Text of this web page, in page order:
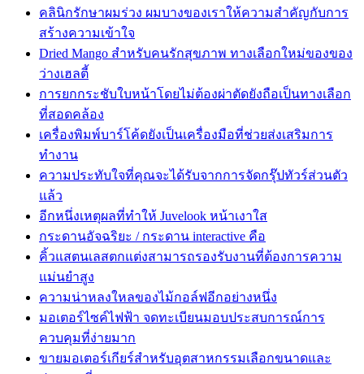
คลินิกรักษาผมร่วง ผมบางของเราให้ความสำคัญกับการ
สร้างความเข้าใจ
Dried Mango สำหรับคนรักสุขภาพ ทางเลือกใหม่ของของ
ว่างเฮลตี้
การยกกระชับใบหน้าโดยไม่ต้องผ่าตัดยังถือเป็นทางเลือก
ที่สอดคล้อง
เครื่องพิมพ์บาร์โค้ดยังเป็นเครื่องมือที่ช่วยส่งเสริมการ
ทำงาน
ความประทับใจที่คุณจะได้รับจากการจัดกรุ๊ปทัวร์ส่วนตัว
แล้ว
อีกหนึ่งเหตุผลที่ทำให้ Juvelook หน้าเงาใส
กระดานอัจฉริยะ / กระดาน interactive คือ
คิ้วแสตนเลสตกแต่งสามารถรองรับงานที่ต้องการความ
แม่นยำสูง
ความน่าหลงใหลของไม้กอล์ฟอีกอย่างหนึ่ง
มอเตอร์ไซค์ไฟฟ้า จดทะเบียนมอบประสบการณ์การ
ควบคุมที่ง่ายมาก
ขายมอเตอร์เกียร์สำหรับอุตสาหกรรมเลือกขนาดและ